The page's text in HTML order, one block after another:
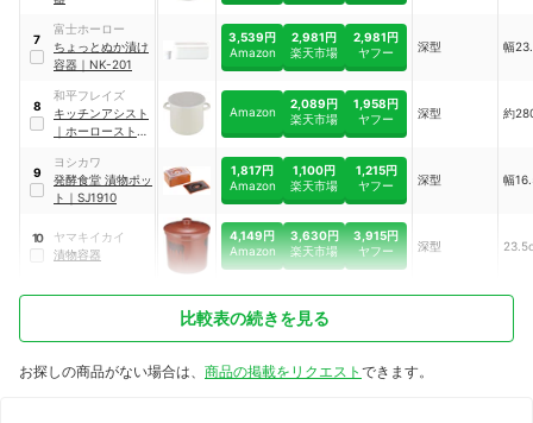
7
富士ホーロー
ちょっとぬか漬け
容器 ｜ NK-201
3,539円
Amazon
2,981円
楽天市場
2,981円
ヤフー
深型 幅
8
和平フレイズ
キッチンアシスト
｜ ホーローストッ
7244
Amazon
2,089円
楽天市場
1,958円
ヤフー
深型 約
9
ヨシカワ
発酵食堂 漬物ポッ
ト ｜ SJ1910
1,817円
Amazon
1,100円
楽天市場
1,215円
ヤフー
深型 幅
10
ヤマキイカイ
漬物容器
4,149円
Amazon
3,630円
楽天市場
3,915円
ヤフー
深型
比較表の続きを見る
お探しの商品がない場合は、 商品の掲載をリクエスト できます。